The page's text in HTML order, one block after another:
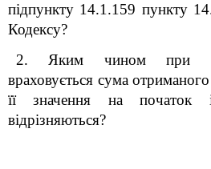
підпункту 14.1.159 пункту
Кодексу?
2. Яким чином при
враховується сума
її значення на
відрізняються?